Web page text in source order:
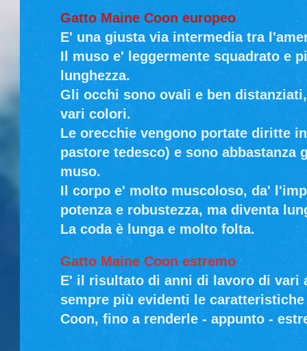
Gatto Maine Coon europeo
E' una giusta via intermedia tra
Il muso e' leggermente squadrato e
lunghezza.
Gli occhi sono ovali e ben
vari colori.
Le orecchie vengono portate diritte
pastore tedesco) e sono abbastanza
muso.
Il corpo e' molto muscoloso, da'
potenza e robustezza, ma diventa
La coda è lunga e molto folta.
Gatto Maine Coon estremo
E' il risultato di anni di lavoro di vari
sempre più evidenti le
Coon, fino a renderle - appunto -